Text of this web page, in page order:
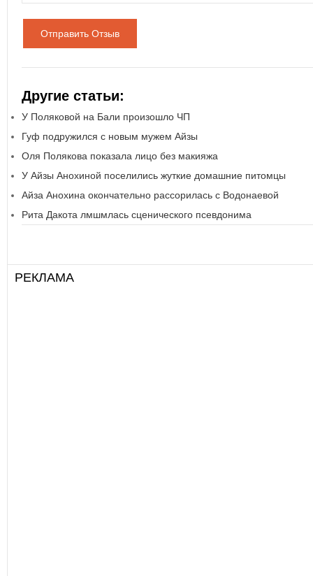
Отправить Отзыв
Другие статьи:
У Поляковой на Бали произошло ЧП
Гуф подружился с новым мужем Айзы
Оля Полякова показала лицо без макияжа
У Айзы Анохиной поселились жуткие домашние питомцы
Айза Анохина окончательно рассорилась с Водонаевой
Рита Дакота лмшмлась сценического псевдонима
РЕКЛАМА